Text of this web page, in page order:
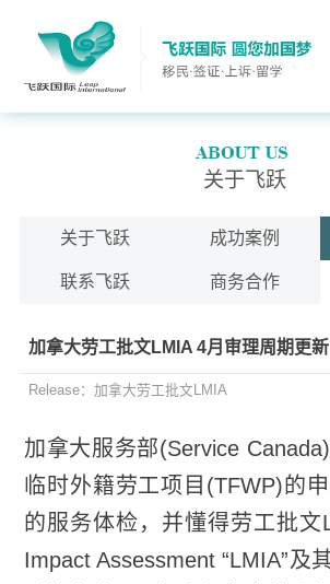
关于飞跃
关于飞跃 成功案例
联系飞跃 商务合作
加拿大劳工批文LMIA 4月审理周期更新
Release：加拿大劳工批文LMIA
加拿大服务部(Service
临时外籍劳工项目(TFWP)的
的服务体检，并懂得劳工批文
Impact Assessment “LMIA”及